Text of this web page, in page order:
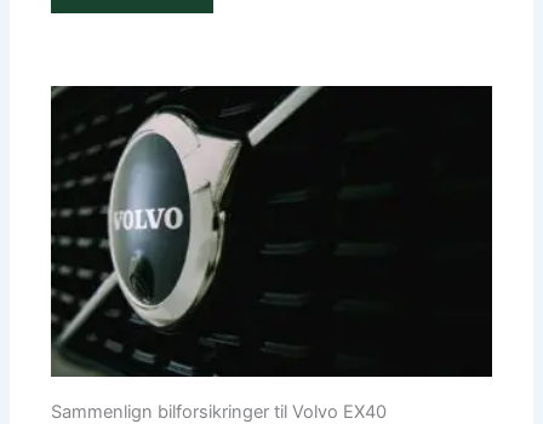
Sammenlign bilforsikringer til Volvo EX40